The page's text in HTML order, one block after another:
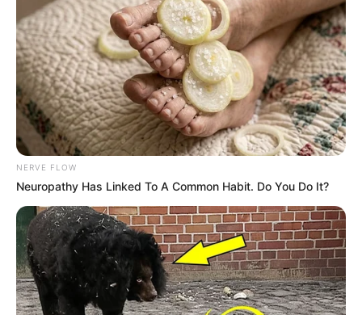
NERVE FLOW
Neuropathy Has Linked To A Common Habit. Do You Do It?